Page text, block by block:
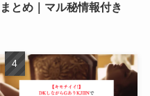
まとめ｜マル秘情報付き